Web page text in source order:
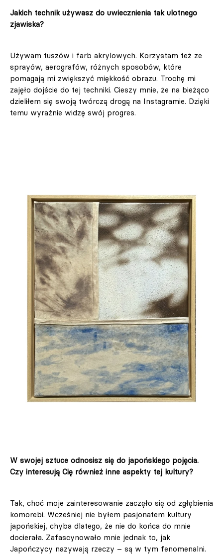
Jakich technik używasz do uwiecznienia tak ulotnego
zjawiska?
Używam tuszów i farb akrylowych. Korzystam też ze
sprayów, aerografów, różnych sposobów, które
pomagają mi zwiększyć miękkość obrazu. Trochę mi
zajęło dojście do tej techniki. Cieszy mnie, że na bieżąco
dzieliłem się swoją twórczą drogą na Instagramie. Dzięki
temu wyraźnie widzę swój progres.
W swojej sztuce odnosisz się do japońskiego pojęcia.
Czy interesują Cię również inne aspekty tej kultury?
Tak, choć moje zainteresowanie zaczęło się od zgłębienia
komorebi. Wcześniej nie byłem pasjonatem kultury
japońskiej, chyba dlatego, że nie do końca do mnie
docierała. Zafascynowało mnie jednak to, jak
Japończycy nazywają rzeczy – są w tym fenomenalni.